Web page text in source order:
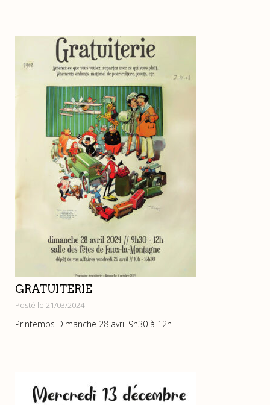
GRATUITERIE
Posté le 21/03/2024
Printemps Dimanche 28 avril 9h30 à 12h